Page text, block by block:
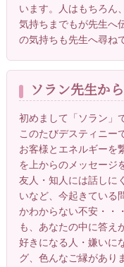
います。人はもちろん
気持ちまでもが先生へ
の気持ちも先生へ尋ね
ソラン先生か
初めまして「ソラン」
このたびデスティニー
お客様とエネルギーを
を上からのメッセージ
友人・知人には話しに
いなど、今起きている
かわからない不安・・
も、あなたの中に答え
好きになる人・嫌いに
グ、色んなご縁があり